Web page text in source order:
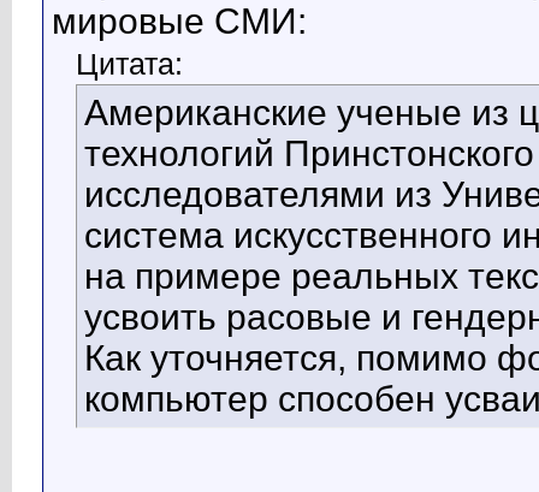
мировые СМИ:
Цитата:
Американские ученые из
технологий
исследователями из
система искусственного
на примере реальных
усвоить расовые и
Как уточняется, помимо
компьютер способен